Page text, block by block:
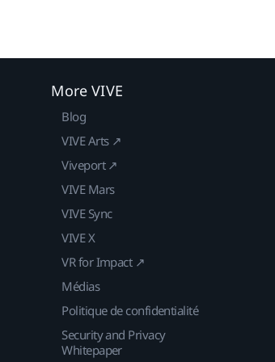
More VIVE
Blog
VIVE Arts ↗
Viveport ↗
VIVE Mars
VIVE Sync
VIVE X
VR for Impact ↗
Médias
Politique de confidentialité
Security and Privacy
Whitepaper